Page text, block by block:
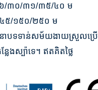
/៣០/៣១/៣៥/៤០ ម
៥/១៥០/២៥០ ម
នាបទទាន់សម័យងាយស្រួលប្រ
ែងស្ប៉ាទេ។ ឥតគិតថ្លៃ